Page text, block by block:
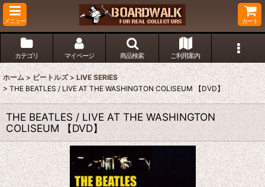
メニュー カート
カテゴリ マイページ 商品検索 ご利用案内
ホーム > ビートルズ > LIVE SERIES
> THE BEATLES / LIVE AT THE WASHINGTON COLISEUM 【DVD】
THE BEATLES / LIVE AT THE WASHINGTON
COLISEUM 【DVD】